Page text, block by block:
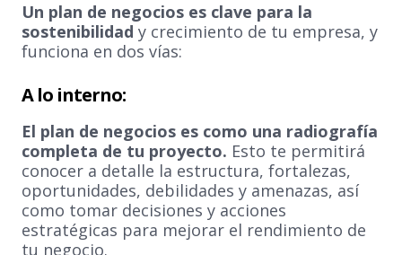
Un plan de negocios es clave para la
sostenibilidad y crecimiento de tu empresa, y
funciona en dos vías:
A lo interno:
El plan de negocios es como una radiografía
completa de tu proyecto. Esto te permitirá
conocer a detalle la estructura, fortalezas,
oportunidades, debilidades y amenazas, así
como tomar decisiones y acciones
estratégicas para mejorar el rendimiento de
tu negocio.